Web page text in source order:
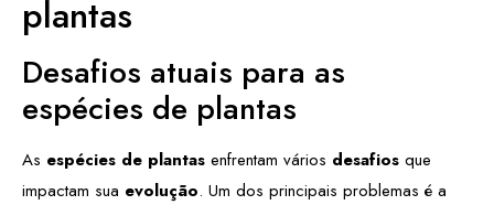
plantas
Desafios atuais para as
espécies de plantas
As espécies de plantas enfrentam vários desafios que
impactam sua evolução. Um dos principais problemas é a